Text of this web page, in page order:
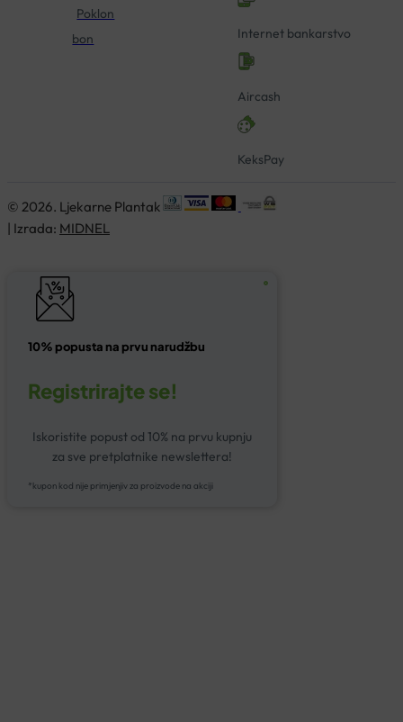
Poklon
bon
Internet bankarstvo
Aircash
KeksPay
© 2026. Ljekarne Plantak
| Izrada: MIDNEL
10% popusta na prvu narudžbu
Registrirajte se!
Iskoristite popust od 10% na prvu kupnju
za sve pretplatnike newslettera!
*kupon kod nije primjenjiv za proizvode na akciji